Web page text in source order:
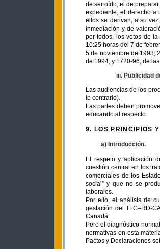
de ser oído, el de
expediente, el derecho a
ellos se derivan, a su
inmediación y de
por todos, los votos de
10:25 horas del 7 de
5 de noviembre de 1993;
de 1994; y 1720-96, de
iii. Publicidad
Las audiencias de los
lo contrario).
Las partes deben
educando al respecto.
9. LOS PRINCIPIOS
a) Introducción.
El respeto y aplicación
cuestión central en los
comerciales de los
social” y que no se
laborales.
Por ello, el análisis de
gestación del TLC–RD-
Canadá.
Pero el diagnóstico
normativas en esta
Pactos y Declaraciones